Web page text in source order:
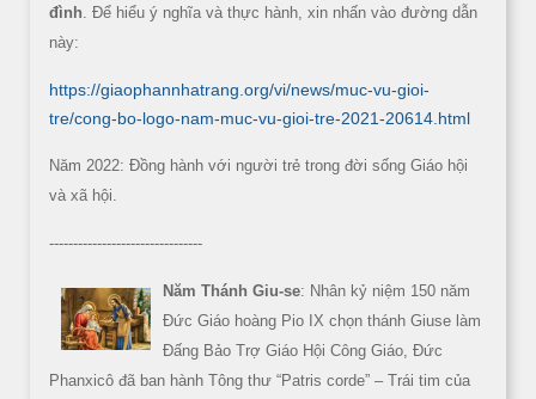
đình . Để hiểu ý nghĩa và thực hành, xin nhấn vào đường dẫn
này:
https://giaophannhatrang.org/vi/news/muc-vu-gioi-
tre/cong-bo-logo-nam-muc-vu-gioi-tre-2021-20614.html
Năm 2022: Đồng hành với người trẻ trong đời sống Giáo hội
và xã hội.
--------------------------------
Năm Thánh Giu-se: Nhân kỷ niệm 150 năm
Đức Giáo hoàng Pio IX chọn thánh Giuse làm
Đấng Bảo Trợ Giáo Hội Công Giáo, Đức
Phanxicô đã ban hành Tông thư “Patris corde” – Trái tim của